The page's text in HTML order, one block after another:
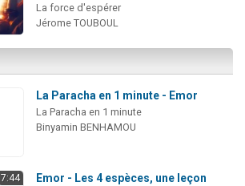
La force d'espérer
Jérome TOUBOUL
La Paracha en 1 minute - Emor
La Paracha en 1 minute
Binyamin BENHAMOU
7:44
Emor - Les 4 espèces, une leçon